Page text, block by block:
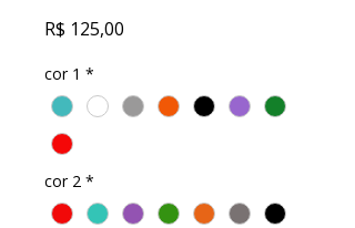
R$ 125,00
cor 1 *
cor 2 *